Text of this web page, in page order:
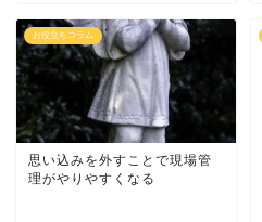
お役立ちコラム
思い込みを外すことで現場管
理がやりやすくなる